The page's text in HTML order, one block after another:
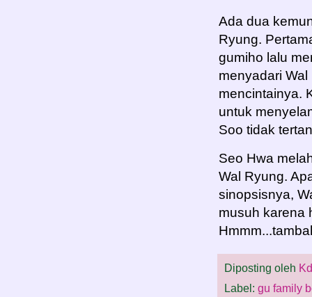
Ada dua
Ryung.
gumiho lalu
menyadari
mencintainya.
untuk
Soo tidak
Seo Hwa
Wal Ryung.
sinopsisnya,
musuh karena
Diposting oleh
Label: gu family